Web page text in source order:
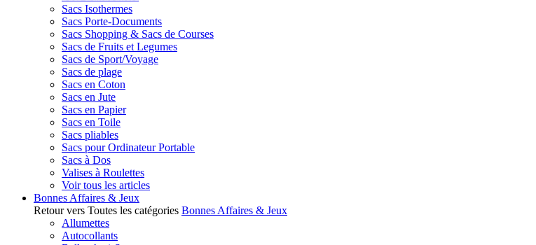
Sacs Isothermes
Sacs Porte-Documents
Sacs Shopping & Sacs de Courses
Sacs de Fruits et Legumes
Sacs de Sport/Voyage
Sacs de plage
Sacs en Coton
Sacs en Jute
Sacs en Papier
Sacs en Toile
Sacs pliables
Sacs pour Ordinateur Portable
Sacs à Dos
Valises à Roulettes
Voir tous les articles
Bonnes Affaires & Jeux
Retour vers Toutes les catégories Bonnes Affaires & Jeux
Allumettes
Autocollants